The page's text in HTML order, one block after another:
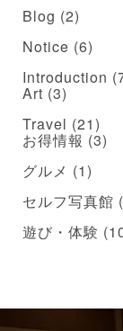
Blog (2)
Notice (6)
Introduction
Art (3)
Travel (21)
お得情報 (3)
グルメ (1)
セルフ写真館
遊び・体験